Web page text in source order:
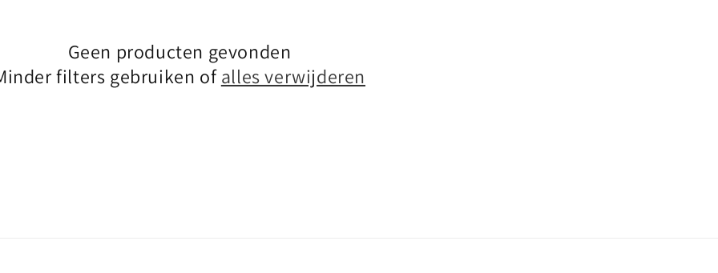
Geen producten gevonden
filters gebruiken ofalles verwijderen